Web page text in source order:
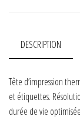
DESCRIPTION
Tête d’impression
et étiquettes.
durée de vie